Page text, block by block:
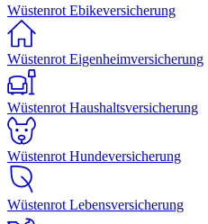
Wüstenrot Ebikeversicherung
Wüstenrot Eigenheimversicherung
Wüstenrot Haushaltsversicherung
Wüstenrot Hundeversicherung
Wüstenrot Lebensversicherung